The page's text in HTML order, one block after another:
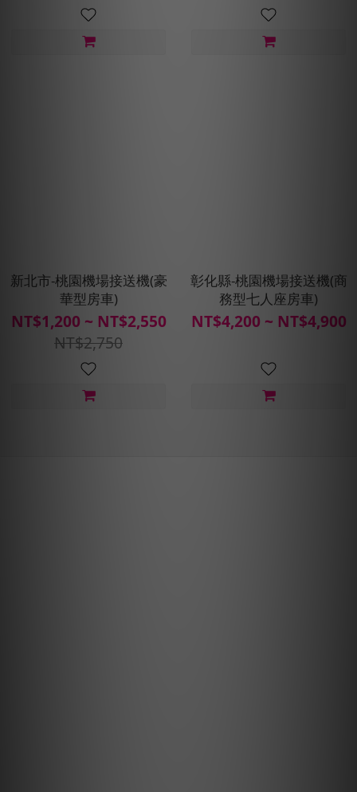
新北市-桃園機場接送機(豪
華型房車)
NT$1,200 ~ NT$2,550
NT$2,750
彰化縣-桃園機場接送機(商
務型七人座房車)
NT$4,200 ~ NT$4,900